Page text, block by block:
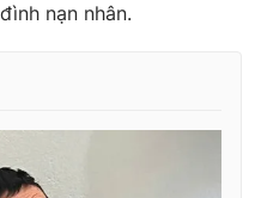
điện tử số 483/GP-BTTTT
355 932
nạn nhân.